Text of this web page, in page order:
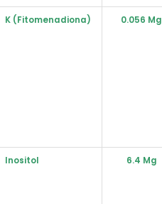
K (Fitomenadiona) 0.056 Mg
Inositol 6.4 Mg